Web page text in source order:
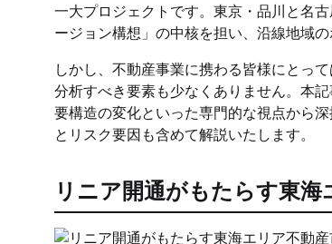
一大プロジェクトです。東京・品川と名
ージョン構想」の中核を担い、沿線地域
しかし、不動産事業に携わる皆様にとっ
分析すべき要素も少なくありません。本
要構造の変化といった専門的な視点から
とリスク要因も含めて解説いたします。
リニア開通がもたらす東